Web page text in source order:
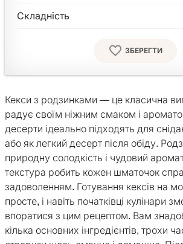
Складність
ЗБЕРЕГТИ
Кекси з родзинками — це класична
радує своїм ніжним смаком і
десерти ідеально підходять для
або як легкий десерт після обіду.
природну солодкість і чудовий
текстура робить кожен шматочок
задоволенням. Готування кексів на
просте, і навіть початківці кулінари
впоратися з цим рецептом. Вам
кілька основних інгредієнтів, трохи